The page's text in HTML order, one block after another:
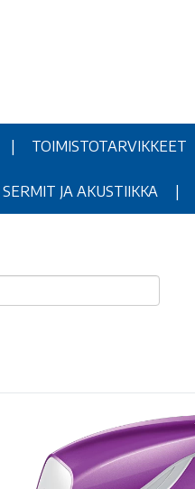
TOIMISTOTARVIKKEET
SERMIT JA AKUSTIIKKA